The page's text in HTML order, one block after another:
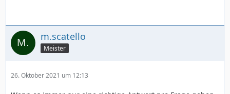
m.scatello
Meister
26. Oktober 2021 um 12:13